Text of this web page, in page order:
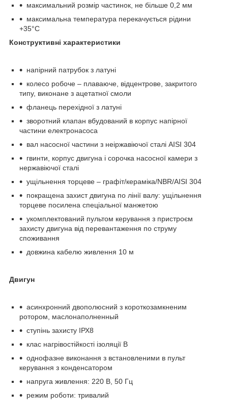
максимальний розмір частинок, не більше 0,2 мм
максимальна температура перекачується рідини
+35°С
Конструктивні характеристики
напірний патрубок з латуні
колесо робоче – плаваюче, відцентрове, закритого
типу, виконане з ацетатної смоли
фланець перехідної з латуні
зворотний клапан вбудований в корпус напірної
частини електронасоса
вал насосної частини з неіржавіючої сталі AISI 304
гвинти, корпус двигуна і сорочка насосної камери з
нержавіючої сталі
ущільнення торцеве – графіт/кераміка/NBR/AISI 304
покращена захист двигуна по лінії валу: ущільнення
торцеве посилена спеціальної манжетою
укомплектований пультом керування з пристроєм
захисту двигуна від перевантаження по струму
споживання
довжина кабелю живлення 10 м
Двигун
асинхронний двополюсний з короткозамкненим
ротором, маслонаполненный
ступінь захисту ІРХ8
клас нагрівостійкості ізоляції В
однофазне виконання з встановленими в пульт
керування з конденсатором
напруга живлення: 220 В, 50 Гц
режим роботи: тривалий